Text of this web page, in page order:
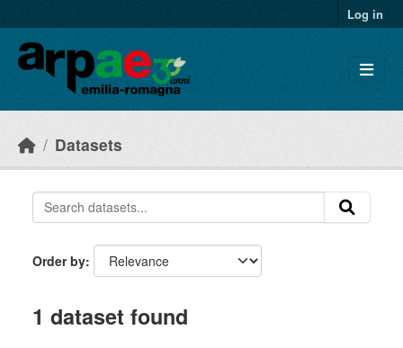
Log in
Datasets
Order by
1 dataset found